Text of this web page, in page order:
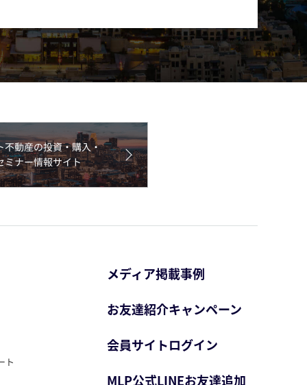
ト
メディア掲載事例
お友達紹介キャンペーン
会員サイトログイン
MLP公式LINEお友達追加